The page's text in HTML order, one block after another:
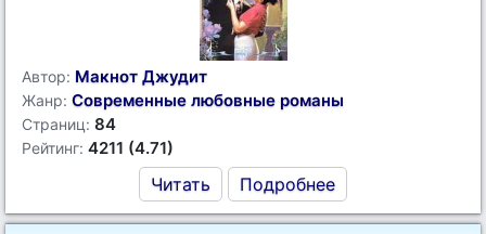
Автор: Макнот Джудит
Жанр: Современные любовные романы
Страниц: 84
Рейтинг: 4211 (4.71)
Читать Подробнее